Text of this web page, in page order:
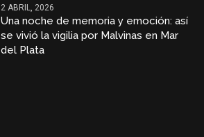
2 ABRIL, 2026
Una noche de memoria y emoción: así
se vivió la vigilia por Malvinas en Mar
del Plata